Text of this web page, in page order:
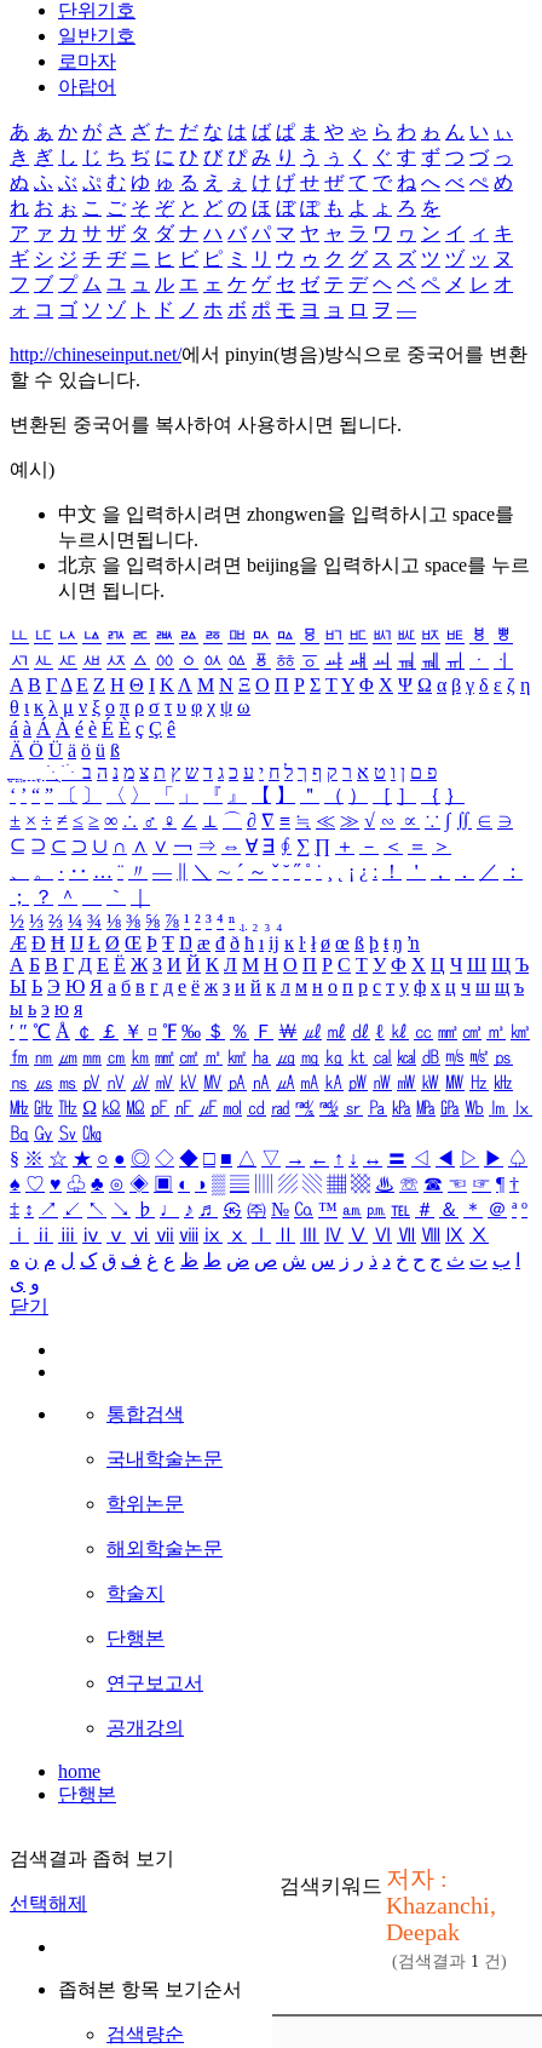
단위기호
일반기호
로마자
아랍어
あ ぁ か が さ ざ た だ な は ば ぱ ま や ゃ ら わ ゎ ん い ぃ
き ぎ し じ ち ぢ に ひ び ぴ み り う ぅ く ぐ す ず つ づ っ
ぬ ふ ぶ ぷ む ゆ ゅ る え ぇ け げ せ ぜ て で ね へ べ ぺ め
れ お ぉ こ ご そ ぞ と ど の ほ ぼ ぽ も よ ょ ろ を
ア ァ カ サ ザ タ ダ ナ ハ バ パ マ ヤ ャ ラ ワ ヮ ン イ ィ キ
ギ シ ジ チ ヂ ニ ヒ ビ ピ ミ リ ウ ゥ ク グ ス ズ ツ ヅ ッ ヌ
フ ブ プ ム ユ ュ ル エ ェ ケ ゲ セ ゼ テ デ ヘ ベ ペ メ レ オ
ォ コ ゴ ソ ゾ ト ド ノ ホ ボ ポ モ ヨ ョ ロ ヲ ―
http://chineseinput.net/에서 pinyin(병음)방식으로 중국어를 변환
할 수 있습니다.
변환된 중국어를 복사하여 사용하시면 됩니다.
예시)
中文 을 입력하시려면 zhongwen을 입력하시고 space를
누르시면됩니다.
北京 을 입력하시려면 beijing을 입력하시고 space를 누르
시면 됩니다.
ㅥ ㅦ ㅧ ㅨ ㅩ ㅪ ㅫ ㅬ ㅭ ㅮ ㅯ ㅰ ㅱ ㅲ ㅳ ㅴ ㅵ ㅶ ㅷ ㅸ
ㅹ
ㅺ ㅻ ㅼ ㅽ ㅾ ㅿ ㆀ ㆁ ㆂ ㆃ ㆄ ㆅ ㆆ ㆇ ㆈ ㆉ ㆊ ㆋ ㆌ ㆍ
ㆎ
Α Β ΓΔ Ε Ζ Η Θ Ι ΚΛ Μ Ν Ξ Ο Π Ρ Σ ΤΥ Φ Χ Ψ Ω α β γ δ ε ζ η
θ ι κ λ μ ν ξ ο π ρ σ τ υ φ χ ψ ω
á à Á À é è É È ç Ç ê
Ä Ö Ü ä ö ü ß
ִֶֹ ֻּ ׁׂ פ ם ן ו ט א ר ק ף ך ל ח י ע כ ג ד ש ץ ת צ מ נ ה ב
‘ ’ “ ” 〔 〕 〈 〉 「 」 『 』 【 】 ＂ （ ） ［ ］ ｛ ｝
± × ÷ ≠ ≤ ≥ ∞ ∴ ♂ ♀ ∠ ⊥ ⌒ ∂ ∇ ≡ ≒ ≪ ≫ √ ∽ ∝ ∵ ∫ ∬ ∈ ∋
⊆ ⊇ ⊂ ⊃ ∪ ∩ ∧ ∨ ￢ ⇒ ⇔ ∀ ∃ ∮ ∑ ∏ ＋ － ＜ ＝
＞
、
。 · ‥ … ¨ 〃 ― ＼ ∼ ´ ～ ˇ ˘ ˝ ˚ ˙ ¸ ¡ ¿ ː ！ ＇ ， ． ／
：
；
？ ＾ ｀
½ ⅓ ⅔ ¼ ¾ ⅛ ⅜ ⅝ ⅞ ¹ ² ³ ⁴ ⁿ ₁ ₂ ₃ ₄
Æ Ð Ħ Ĳ Ł Ø Œ Þ Ŧ Ŋ æ đ ð ħ ı ĳ ĸ ŀ ł ø œ ß þ ŧ ŋ ŉ
А Б В Г Д Е Ё Ж З И Й К Л М Н О П Р С Т У Ф Х Ц Ч Ш Щ Ъ
Ы Ь Э Ю Я а б в г д е ё ж з и й к л м н о п р с т у ф х ц ч ш щ ъ
ы ь э ю я
′ ″ ℃ Å ￠ ￡ ￥ ¤ ℉ ‰ ＄ ％ Ｆ ￦ ㎕ ㎖ ㎗ ℓ ㎘ ㏄ ㎣ ㎤ ㎥ ㎦
㎙ ㎚ ㎛ ㎜ ㎝ ㎞ ㎟ ㎠ ㎡ ㎢ ㏊ ㎍ ㎎ ㎏ ㏏ ㎈ ㎉ ㏈ ㎧ ㎨ ㎰
㎱ ㎲ ㎳ ㎴ ㎵ ㎶ ㎷ ㎸ ㎹ ㎀ ㎁ ㎂ ㎃ ㎄ ㎺ ㎻ ㎽ ㎾ ㎿ ㎐ ㎑
㎒ ㎓ ㎔ Ω ㏀ ㏁ ㎊ ㎋ ㎌ ㏖ ㏅ ㎭ ㎮ ㎯ ㏛ ㎩ ㎪ ㎫ ㎬ ㏝ ㏐
㏓
㏃ ㏉ ㏜ ㏆
§ ※ ☆ ★ ○ ● ◎ ◇ ◆ □ ■ △ ▽ → ← ↑ ↓ ↔ 〓 ◁ ◀ ▷ ▶ ♤
♠ ♡ ♥ ♧ ♣ ⊙ ◈ ▣ ◐ ◑ ▒ ▤ ▨ ▧ ▦ ▩ ♨ ☏ ☎ ☜ ☞ ¶ †
‡ ↕ ↗ ↙ ↖ ↘ ♭ ♩ ♪ ♬ ㉿ ㈜ № ㏇ ™ ㏂ ㏘ ℡ ＃ ＆ ＊ ＠ ª º
ⅰ
ⅱ ⅲ ⅳ ⅴ ⅵ ⅶ ⅷ ⅸ ⅹ Ⅳ Ⅴ Ⅵ Ⅶ Ⅷ Ⅸ Ⅹ
ب ت ث ج ح خ د ذ ر ز س ش ص ض ط ظ ع غ ف ق ک ل م ن ه
و ی
닫기
통합검색
국내학술논문
학위논문
해외학술논문
학술지
단행본
연구보고서
공개강의
home
단행본
검색결과 좁혀 보기
선택해제
좁혀본 항목 보기순서
검색량순
검색키워드 저자 :
Khazanchi,
Deepak
(검색결과 1 건)